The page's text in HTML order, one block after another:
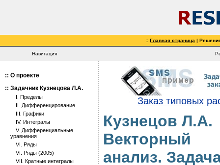
:: Главная страница |
Навигация
Заказ типовых
Кузнецов Л.А.
Векторный
анализ.
:: О проекте
:: Задачник Кузнецова Л.А.
I. Пределы
II. Дифференцирование
III. Графики
IV. Интегралы
V. Дифференциальные
уравнения
VI. Ряды
VI. Ряды (2005)
VII. Кратные интегралы